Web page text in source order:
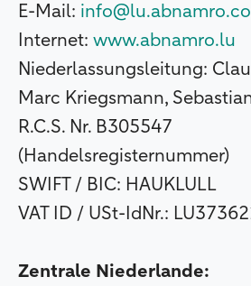
E-Mail:
Internet: www.abnamro.lu
Niederlassungsleitung:
Marc Kriegsmann,
R.C.S. Nr. B305547
(Handelsregisternummer)
SWIFT / BIC: HAUKLULL
VAT ID / USt-IdNr.:
Zentrale Niederlande: